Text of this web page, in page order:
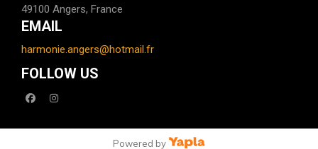
49100 Angers, France
EMAIL
harmonie.angers@hotmail.fr
FOLLOW US
facebookinstagram
Powered by